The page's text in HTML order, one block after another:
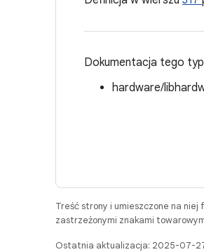
Dokumentacja tego
hardware/
Treść strony i umieszczone na
zastrzeżonymi znakami
Ostatnia aktualizacja: 2025-07-